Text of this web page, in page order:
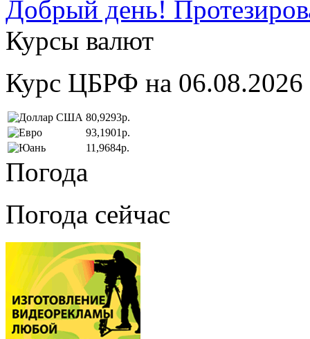
Добрый день!
Курсы валют
Курс ЦБРФ на 06.08.2026
80,9293р.
93,1901р.
11,9684р.
Погода
Погода сейчас